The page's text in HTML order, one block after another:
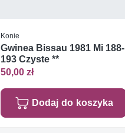
Konie
Gwinea Bissau 1981 Mi 188-
193 Czyste **
50,00 zł
Dodaj do koszyka